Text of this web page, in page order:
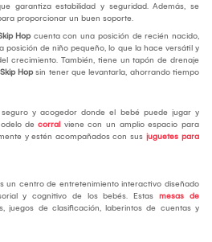
garantiza estabilidad y seguridad. Además, se
proporcionar un buen soporte.
Hopcuenta con una posición de recién nacido,
posición de niño pequeño, lo que la hace versátil y
crecimiento. También, tiene un tapón de drenaje
Hopsin tener que levantarla, ahorrando tiempo
y acogedor donde el bebé puede jugar y
de corral viene con un amplio espacio para
y estén acompañados con sus juguetes para
un centro de entretenimiento interactivo diseñado
y cognitivo de los bebés. Estas mesas de
juegos de clasificación, laberintos de cuentas y